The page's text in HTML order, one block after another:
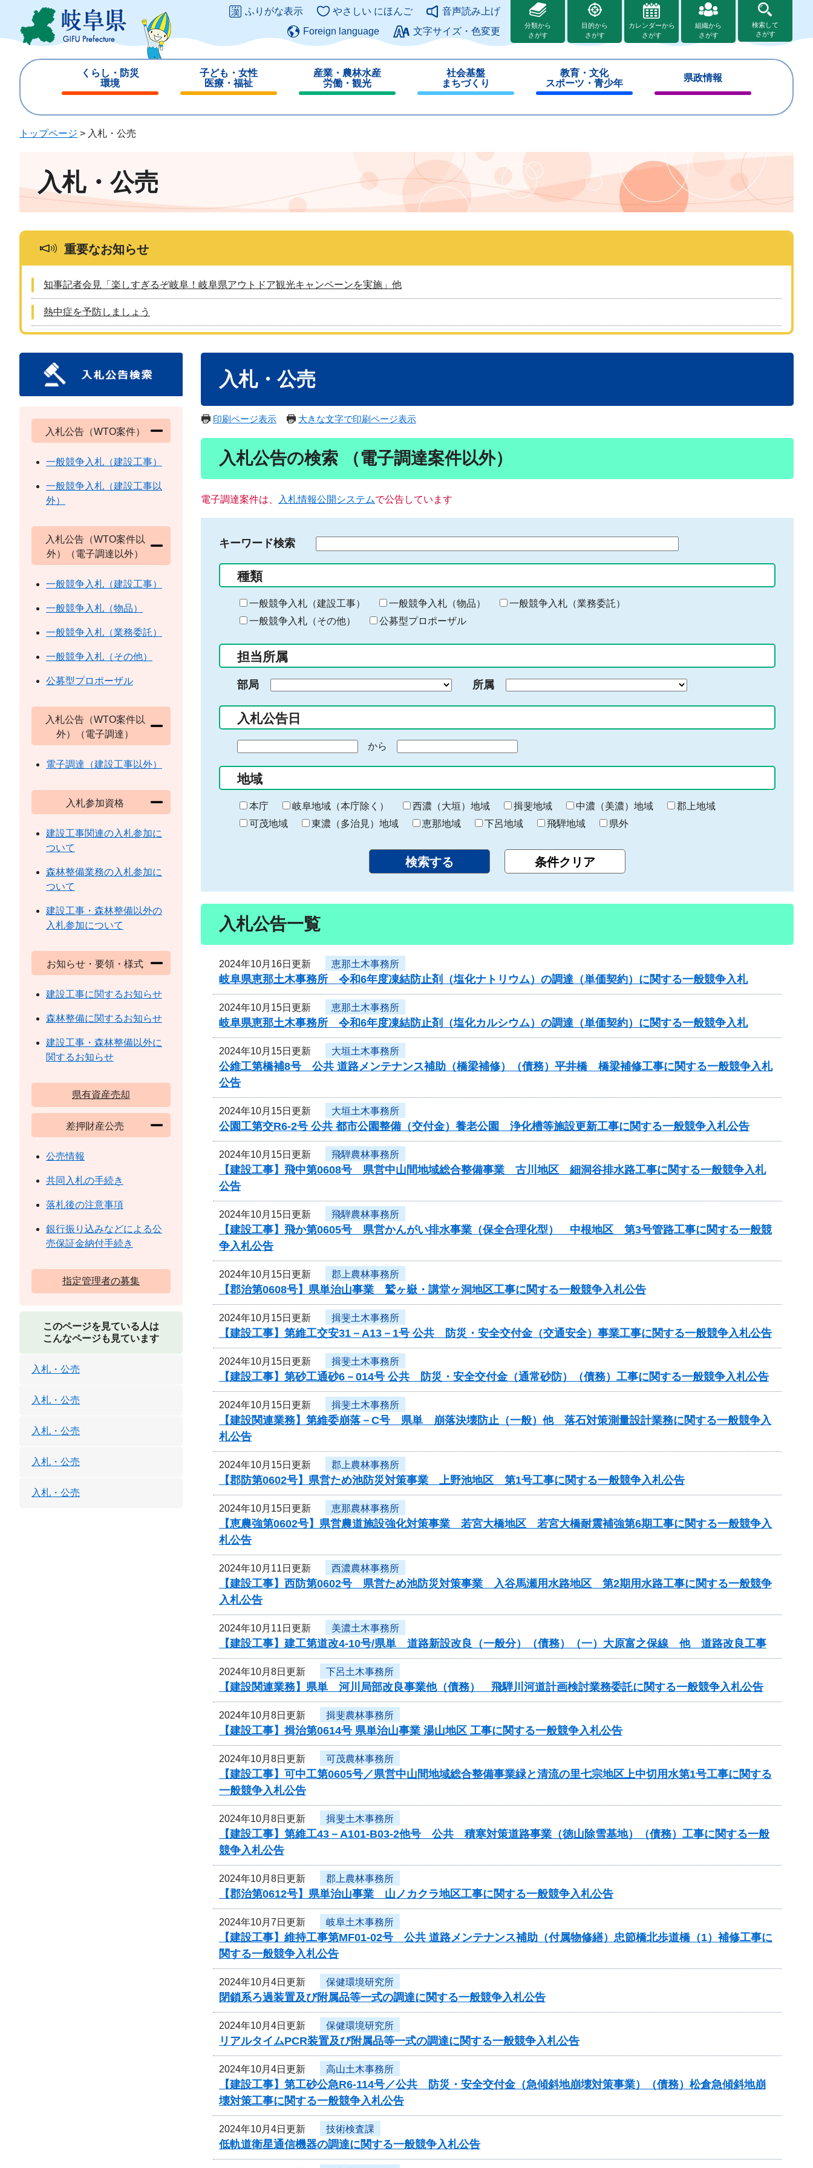
ジ
ュ
このページの本文へ
ふりがな表示 やさしい にほんご
音声読み上げ
Foreign language
文字サイズ・色変更
分類から
さがす
目的から
さがす
カレンダーから
さがす
組織から
さがす
検索して
さがす
くらし・防災
環境
じ
子ども・女性
医療・福祉
じ
産業・農林水産
労働・観光
じ
社会基盤
まちづくり
じ
教育・文化
スポーツ・青少年
じ
県政情報
じ
トップページ > 入札・公売
入札・公売
重要なお知らせ
知事記者会見「楽しすぎるぞ岐阜！岐阜県アウトドア観光キャンペーンを実施」他
熱中症を予防しましょう
入札・公売
印刷ページ表示 大きな文字で印刷ページ表示
入札公告の検索 （電子調達案件以外）
電子調達案件は、 入札情報公開システムで公告しています
キーワード検索
る
キ
ー
ー
入
力
種類
一般競争入札（建設工事） 一般競争入札（物品）
一般競争入札（業務委託）
一般競争入札（その他）
公募型プロポーザル
担当所属
部局 所属
入札公告日
の
始
ま
り
から
終
わ
り
地域
本庁 岐阜地域（本庁除く） 西濃（大垣）地域 揖斐地域 中濃（美濃）地域
郡上地域
可茂地域
東濃（多治見）地域 恵那地域 下呂地域 飛騨地域 県外
入札公告一覧
2024年10月16日更新 恵那土木事務所
岐阜県恵那土木事務所 令和6年度凍結防止剤（塩化ナトリウム）の調達（単価契約）に関する一般競争入札
2024年10月15日更新 恵那土木事務所
岐阜県恵那土木事務所 令和6年度凍結防止剤（塩化カルシウム）の調達（単価契約）に関する一般競争入札
2024年10月15日更新 大垣土木事務所
公維工第橋補8号 公共 道路メンテナンス補助（橋梁補修）（債務）平井橋 橋梁補修工事に関する一般競争入札
公告
2024年10月15日更新 大垣土木事務所
公園工第交R6-2号 公共 都市公園整備（交付金）養老公園 浄化槽等施設更新工事に関する一般競争入札公告
2024年10月15日更新 飛騨農林事務所
【建設工事】飛中第0608号 県営中山間地域総合整備事業 古川地区 細洞谷排水路工事に関する一般競争入札
公告
2024年10月15日更新 飛騨農林事務所
【建設工事】飛か第0605号 県営かんがい排水事業（保全合理化型） 中根地区 第3号管路工事に関する一般競
争入札公告
2024年10月15日更新 郡上農林事務所
【郡治第0608号】県単治山事業 鷲ヶ嶽・講堂ヶ洞地区工事に関する一般競争入札公告
2024年10月15日更新 揖斐土木事務所
【建設工事】第維工交安31－A13－1号 公共 防災・安全交付金（交通安全）事業工事に関する一般競争入札公告
2024年10月15日更新 揖斐土木事務所
【建設工事】第砂工通砂6－014号 公共 防災・安全交付金（通常砂防）（債務）工事に関する一般競争入札公告
2024年10月15日更新 揖斐土木事務所
【建設関連業務】第維委崩落－C号 県単 崩落決壊防止（一般）他 落石対策測量設計業務に関する一般競争入
札公告
2024年10月15日更新 郡上農林事務所
【郡防第0602号】県営ため池防災対策事業 上野池地区 第1号工事に関する一般競争入札公告
2024年10月15日更新 恵那農林事務所
【恵農強第0602号】県営農道施設強化対策事業 若宮大橋地区 若宮大橋耐震補強第6期工事に関する一般競争入
札公告
2024年10月11日更新 西濃農林事務所
【建設工事】西防第0602号 県営ため池防災対策事業 入谷馬瀬用水路地区 第2期用水路工事に関する一般競争
入札公告
2024年10月11日更新 美濃土木事務所
【建設工事】建工第道改4-10号/県単 道路新設改良（一般分）（債務）（一）大原富之保線 他 道路改良工事
2024年10月8日更新 下呂土木事務所
【建設関連業務】県単 河川局部改良事業他（債務） 飛騨川河道計画検討業務委託に関する一般競争入札公告
2024年10月8日更新 揖斐農林事務所
【建設工事】揖治第0614号 県単治山事業 湯山地区 工事に関する一般競争入札公告
2024年10月8日更新 可茂農林事務所
【建設工事】可中工第0605号／県営中山間地域総合整備事業緑と清流の里七宗地区上中切用水第1号工事に関する
一般競争入札公告
2024年10月8日更新 揖斐土木事務所
【建設工事】第維工43－A101-B03-2他号 公共 積寒対策道路事業（徳山除雪基地）（債務）工事に関する一般
競争入札公告
2024年10月8日更新 郡上農林事務所
【郡治第0612号】県単治山事業 山ノカクラ地区工事に関する一般競争入札公告
2024年10月7日更新 岐阜土木事務所
【建設工事】維持工事第MF01-02号 公共 道路メンテナンス補助（付属物修繕）忠節橋北歩道橋（1）補修工事に
関する一般競争入札公告
2024年10月4日更新 保健環境研究所
閉鎖系ろ過装置及び附属品等一式の調達に関する一般競争入札公告
2024年10月4日更新 保健環境研究所
リアルタイムPCR装置及び附属品等一式の調達に関する一般競争入札公告
2024年10月4日更新 高山土木事務所
【建設工事】第工砂公急R6-114号／公共 防災・安全交付金（急傾斜地崩壊対策事業）（債務）松倉急傾斜地崩
壊対策工事に関する一般競争入札公告
2024年10月4日更新 技術検査課
低軌道衛星通信機器の調達に関する一般競争入札公告
入札公告（WTO案件）
一般競争入札（建設工事）
一般競争入札（建設工事以
外）
入札公告（WTO案件以
外）（電子調達以外）
一般競争入札（建設工事）
一般競争入札（物品）
一般競争入札（業務委託）
一般競争入札（その他）
公募型プロポーザル
入札公告（WTO案件以
外）（電子調達）
電子調達（建設工事以外）
入札参加資格
建設工事関連の入札参加に
ついて
森林整備業務の入札参加に
ついて
建設工事・森林整備以外の
入札参加について
お知らせ・要領・様式
建設工事に関するお知らせ
森林整備に関するお知らせ
建設工事・森林整備以外に
関するお知らせ
県有資産売却
差押財産公売
公売情報
共同入札の手続き
落札後の注意事項
銀行振り込みなどによる公
売保証金納付手続き
指定管理者の募集
このページを見ている人は
こんなページも見ています
入札・公売
入札・公売
入札・公売
入札・公売
入札・公売